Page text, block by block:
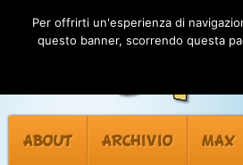
ABOUT ARCHIVIO MAX
Per offrirti un'esperienza di
questo banner, scorrendo questa